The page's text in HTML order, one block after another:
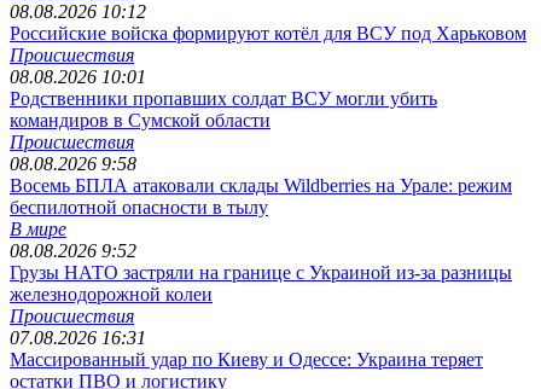
08.08.2026 10:12
Российские войска формируют котёл для ВСУ под Харьковом
Происшествия
08.08.2026 10:01
Родственники пропавших солдат ВСУ могли убить
командиров в Сумской области
Происшествия
08.08.2026 9:58
Восемь БПЛА атаковали склады Wildberries на Урале: режим
беспилотной опасности в тылу
В мире
08.08.2026 9:52
Грузы НАТО застряли на границе с Украиной из-за разницы
железнодорожной колеи
Происшествия
07.08.2026 16:31
Массированный удар по Киеву и Одессе: Украина теряет
остатки ПВО и логистику